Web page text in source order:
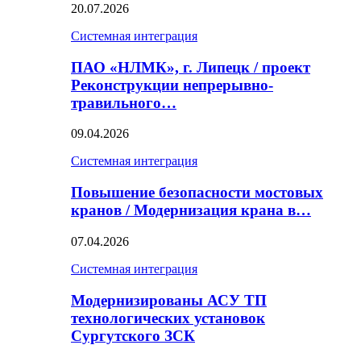
20.07.2026
Системная интеграция
ПАО «НЛМК», г. Липецк / проект
Реконструкции непрерывно-
травильного…
09.04.2026
Системная интеграция
Повышение безопасности мостовых
кранов / Модернизация крана в…
07.04.2026
Системная интеграция
Модернизированы АСУ ТП
технологических установок
Сургутского ЗСК